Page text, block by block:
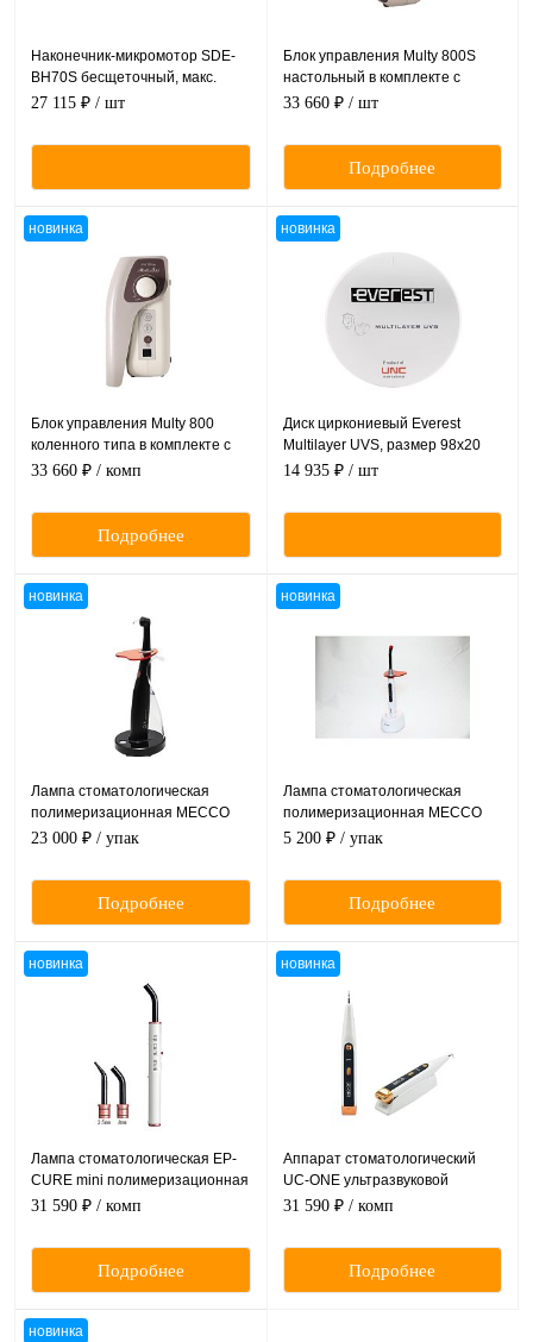
Наконечник-микромотор SDE-
BH70S бесщеточный, макс.
скорость 50 000 об./мин., макс.
27 115 ₽ / шт
Блок управления Multy 800S
настольный в комплекте с
педалью плавной регулировки
33 660 ₽ / шт
Подробнее
новинка
Блок управления Multy 800
коленного типа в комплекте с
педалью плавной регулировки
33 660 ₽ / комп
Подробнее
новинка
Диск циркониевый Everest
Multilayer UVS, размер 98х20
мм, цвет A3.5, многослойный,
за 40 минут
14 935 ₽ / шт
новинка
Лампа стоматологическая
полимеризационная MECCO
Dolphin ручная беспроводная,
23 000 ₽ / упак
Подробнее
новинка
Лампа стоматологическая
полимеризационная MECCO
Q5 ручная беспроводная.
5 200 ₽ / упак
Подробнее
новинка
Лампа стоматологическая EP-
CURE mini полимеризационная
ультрафиолетовая ручная
31 590 ₽ / комп
Подробнее
новинка
Аппарат стоматологический
UC-ONE ультразвуковой
эндодонтический для промывки
31 590 ₽ / комп
Подробнее
новинка